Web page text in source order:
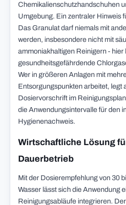
Chemikalienschutzhandschuhen
Umgebung. Ein zentraler Hinweis
Das Granulat darf niemals mit
werden, insbesondere nicht mit
ammoniakhaltigen Reinigern - hier
gesundheitsgefährdende
Wer in größeren Anlagen mit
Entsorgungspunkten arbeitet, legt
Dosiervorschrift im
die Anwendungsintervalle für den
Hygienenachweis.
Wirtschaftliche Lösung
Dauerbetrieb
Mit der Dosierempfehlung von 30
Wasser lässt sich die Anwendung
Reinigungsabläufe integrieren.